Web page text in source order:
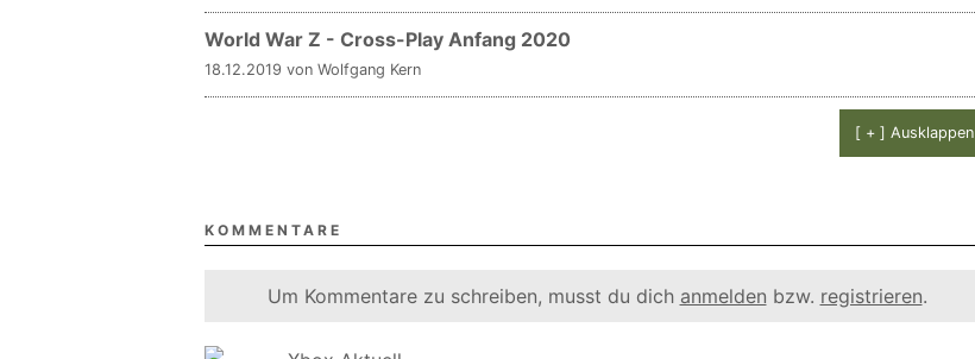
World War Z - Cross-Play Anfang 2020
18.12.2019 von Wolfgang Kern
[ + ] Ausklappen
KOMMENTARE
Um Kommentare zu schreiben, musst du dich anmelden bzw. registrieren.